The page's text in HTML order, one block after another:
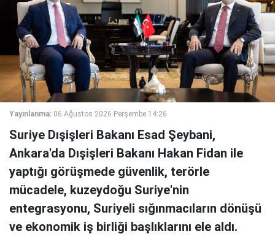
Yayınlanma: 06 Ağustos 2026 Perşembe 14:26
Suriye Dışişleri Bakanı Esad Şeybani,
Ankara'da Dışişleri Bakanı Hakan Fidan ile
yaptığı görüşmede güvenlik, terörle
mücadele, kuzeydoğu Suriye'nin
entegrasyonu, Suriyeli sığınmacıların dönüşü
ve ekonomik iş birliği başlıklarını ele aldı.